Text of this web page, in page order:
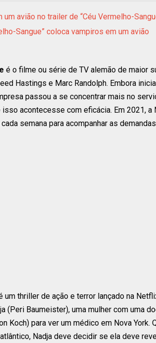
avião no trailer de “Céu Vermelho-
Sangue” coloca vampiros em um avião
é o filme ou série de TV alemão de maior
Hastings e Marc Randolph. Embora
passou a se concentrar mais no
acontecesse com eficácia. Em 2021, a
semana para acompanhar as
um thriller de ação e terror lançado na
(Peri Baumeister), uma mulher com uma
Koch) para ver um médico em Nova
Nadja deve decidir se ela deve